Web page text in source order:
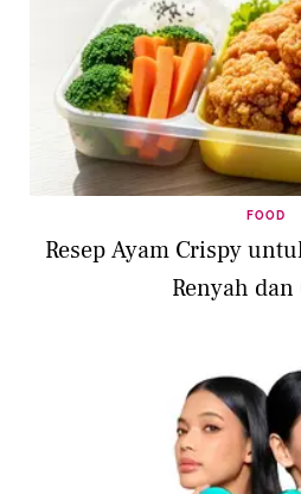
FOOD
Resep Ayam Crispy
Renyah